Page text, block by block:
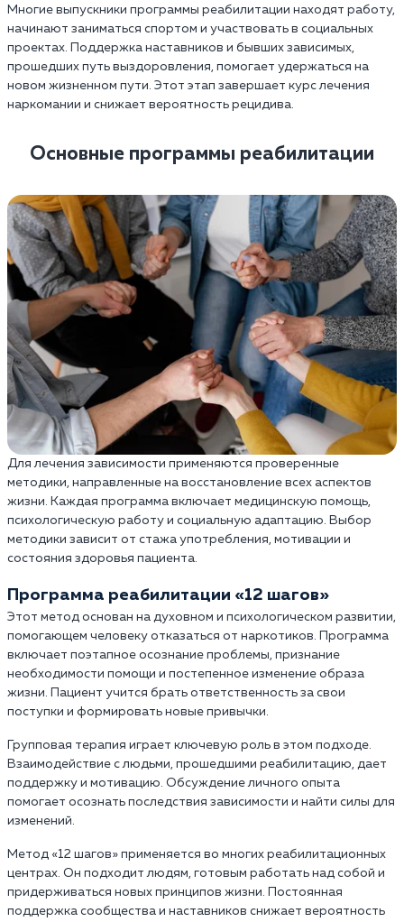
Многие выпускники программы реабилитации находят работу,
начинают заниматься спортом и участвовать в социальных
проектах. Поддержка наставников и бывших зависимых,
прошедших путь выздоровления, помогает удержаться на
новом жизненном пути. Этот этап завершает курс лечения
наркомании и снижает вероятность рецидива.
Основные программы реабилитации
Для лечения зависимости применяются проверенные
методики, направленные на восстановление всех аспектов
жизни. Каждая программа включает медицинскую помощь,
психологическую работу и социальную адаптацию. Выбор
методики зависит от стажа употребления, мотивации и
состояния здоровья пациента.
Программа реабилитации «12 шагов»
Этот метод основан на духовном и психологическом развитии,
помогающем человеку отказаться от наркотиков. Программа
включает поэтапное осознание проблемы, признание
необходимости помощи и постепенное изменение образа
жизни. Пациент учится брать ответственность за свои
поступки и формировать новые привычки.
Групповая терапия играет ключевую роль в этом подходе.
Взаимодействие с людьми, прошедшими реабилитацию, дает
поддержку и мотивацию. Обсуждение личного опыта
помогает осознать последствия зависимости и найти силы для
изменений.
Метод «12 шагов» применяется во многих реабилитационных
центрах. Он подходит людям, готовым работать над собой и
придерживаться новых принципов жизни. Постоянная
поддержка сообщества и наставников снижает вероятность